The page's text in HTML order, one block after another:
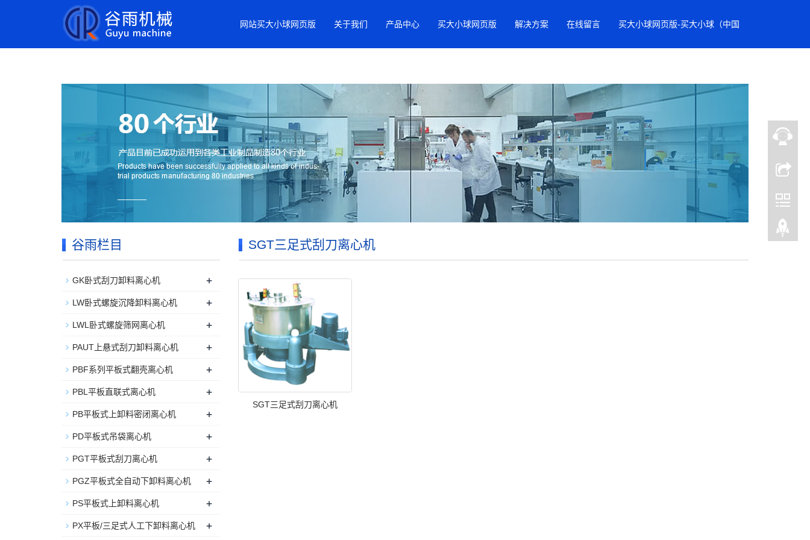
买大小球网页版 网站买大小球网页版 关于我们 产品中心 买大小球网页版 解决方案 在线留言 买大小球网页版-买大小球（中国
SGT三足式刮刀离心机
SGT三足式刮刀离心机
谷雨栏目
GK卧式刮刀卸料离心机 +
LW卧式螺旋沉降卸料离心机 +
LWL卧式螺旋筛网离心机 +
PAUT上悬式刮刀卸料离心机 +
PBF系列平板式翻壳离心机 +
PBL平板直联式离心机 +
PB平板式上卸料密闭离心机 +
PD平板式吊袋离心机 +
PGT平板式刮刀离心机 +
PGZ平板式全自动下卸料离心机 +
PS平板式上卸料离心机 +
PX平板/三足式人工下卸料离心机 +